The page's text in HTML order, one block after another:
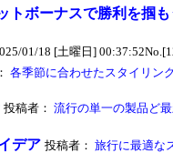
トボーナスで勝利を掴も
01/18 [土曜日]
各季節に合わせたスタイリン
投稿者： 流行の単一の製品ど
デア 投稿者： 旅行に最適な